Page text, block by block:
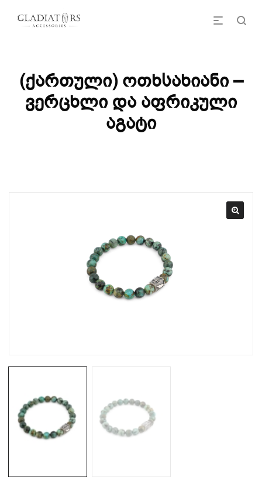
(ქართული) ოთხსახიანი –
ვერცხლი და აფრიკული
აგატი